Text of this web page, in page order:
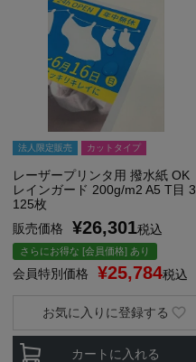
法人限定販売 カットタイプ
レーザープリンタ用 撥水紙 OK
レインガード 200g/m2 A5 T目 3
125枚
販売価格
¥26,301税込
さらにお得な [会員価格] あり
会員特別価格 ¥25,784税込
カートに入れる
お気に入りに登録する